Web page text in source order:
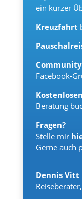
ein kurzer
Kreuzfahrt
Community
Facebook-
Beratung
Fragen?
Stelle mir
Gerne auch
Dennis Vitt
Reiseberater,